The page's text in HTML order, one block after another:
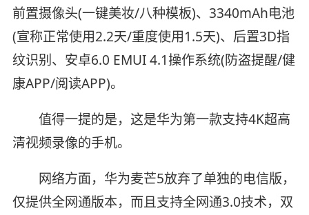
前置摄像头(一键美妆/八种模板)、3340mAh电池
(宣称正常使用2.2天/重度使用1.5天)、后置3D指
纹识别、安卓6.0 EMUI 4.1操作系统(防盗提醒/健
康APP/阅读APP)。
值得一提的是，这是华为第一款支持4K超高
清视频录像的手机。
网络方面，华为麦芒5放弃了单独的电信版，
仅提供全网通版本，而且支持全网通3.0技术，双